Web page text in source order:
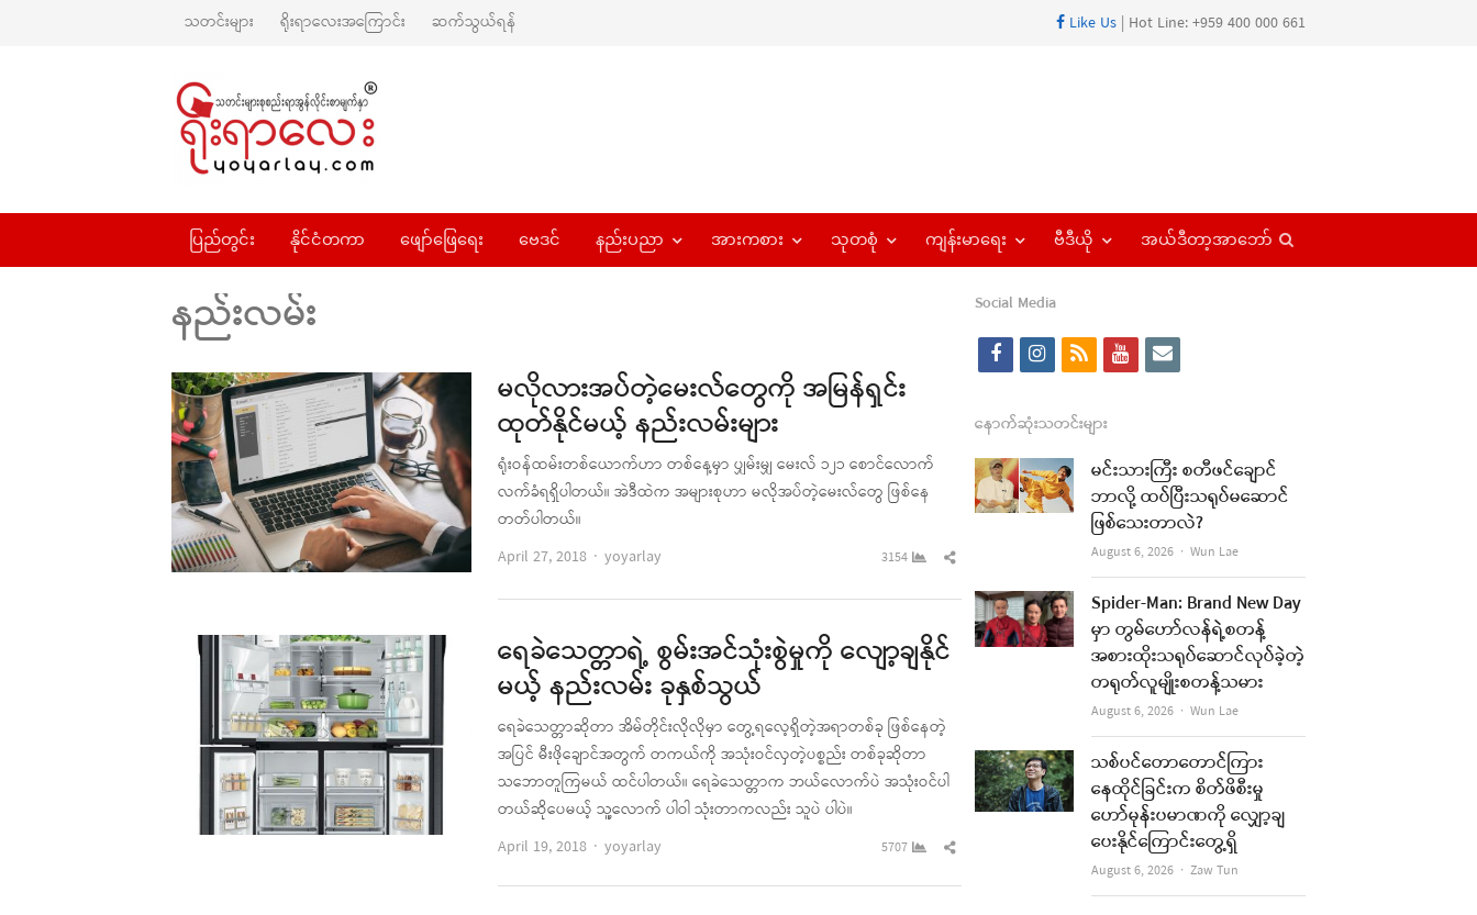
သတင်းများ ရိုးရာလေးအကြောင်း ဆက်သွယ်ရန် Like Us | Hot Line: +959 400 000 661
ပြည်တွင်း နိုင်ငံတကာ ဖျော်ဖြေရေး ဗေဒင် နည်းပညာ အားကစား သုတစုံ ကျန်းမာရေး ဗီဒီယို အယ်ဒီတာ့အာဘော်
နည်းလမ်း
မလိုလားအပ်တဲ့မေးလ်တွေကို အမြန်ရှင်း
ထုတ်နိုင်မယ့် နည်းလမ်းများ
ရုံးဝန်ထမ်းတစ်ယောက်ဟာ တစ်နေ့မှာ ပျှမ်းမျှ မေးလ် ၁၂၁ စောင်လောက်
လက်ခံရရှိပါတယ်။ အဲဒီထဲက အများစုဟာ မလိုအပ်တဲ့မေးလ်တွေ ဖြစ်နေ
တတ်ပါတယ်။
April 27, 2018
Author
yoyarlay 3154
Share
post
ရေခဲသေတ္တာရဲ့ စွမ်းအင်သုံးစွဲမှုကို လျော့ချနိုင်
မယ့် နည်းလမ်း ခုနှစ်သွယ်
ရေခဲသေတ္တာဆိုတာ အိမ်တိုင်းလိုလိုမှာ တွေ့ရလေ့ရှိတဲ့အရာတစ်ခု ဖြစ်နေတဲ့
အပြင် မီးဖိုချောင်အတွက် တကယ်ကို အသုံးဝင်လှတဲ့ပစ္စည်း တစ်ခုဆိုတာ
သဘောတူကြမယ် ထင်ပါတယ်။ ရေခဲသေတ္တာက ဘယ်လောက်ပဲ အသုံးဝင်ပါ
တယ်ဆိုပေမယ့် သူ့လောက် ပါဝါ သုံးတာကလည်း သူပဲ ပါပဲ။
April 19, 2018
Author
yoyarlay 5707
Share
post
Social Media
f
c
e
b
k
i
s
t
a
a
m
r
s
y
t
u
b
e
e
i
l
နောက်ဆုံးသတင်းများ
မင်းသားကြီး စတီဖင်ချောင်
ဘာလို့ ထပ်ပြီးသရုပ်မဆောင်
ဖြစ်သေးတာလဲ?
August 6, 2026 Author
Wun Lae
Spider-Man: Brand New Day
မှာ တွမ်ဟော်လန်ရဲ့စတန့်
အစားထိုးသရုပ်ဆောင်လုပ်ခဲ့တဲ့
တရုတ်လူမျိုးစတန့်သမား
August 6, 2026 Author
Wun Lae
သစ်ပင်တောတောင်ကြား
နေထိုင်ခြင်းက စိတ်ဖိစီးမှု
ဟော်မုန်းပမာဏကို လျှော့ချ
ပေးနိုင်ကြောင်းတွေ့ရှိ
August 6, 2026 Author
Zaw Tun